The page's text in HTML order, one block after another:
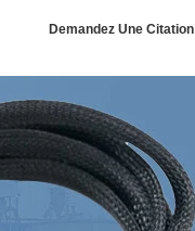
Demandez Une Citation